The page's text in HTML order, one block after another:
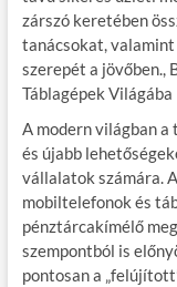
zárszó keretében
tanácsokat,
szerepét a jövőben.,
Táblagépek Világába
A modern világban
és újabb
vállalatok számára.
mobiltelefonok és
pénztárcakímélő
szempontból is
pontosan a